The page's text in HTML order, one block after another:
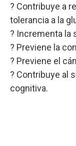
? Contribuye a
tolerancia a la
? Incrementa la
? Previene la
? Previene el
? Contribuye al
cognitiva.